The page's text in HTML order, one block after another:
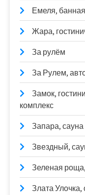
Емеля,
Жара,
За рулём
За Рулем,
Замок,
комплекс
Запара, сауна
Звездный,
Зеленая
Злата